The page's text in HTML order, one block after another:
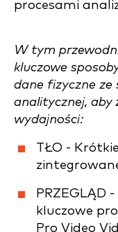
W tym
kluczowe
dane fizyczne ze
analitycznej, aby
wydajności:
TŁO -
PRZEGLĄD
kluczowe
Pro Video